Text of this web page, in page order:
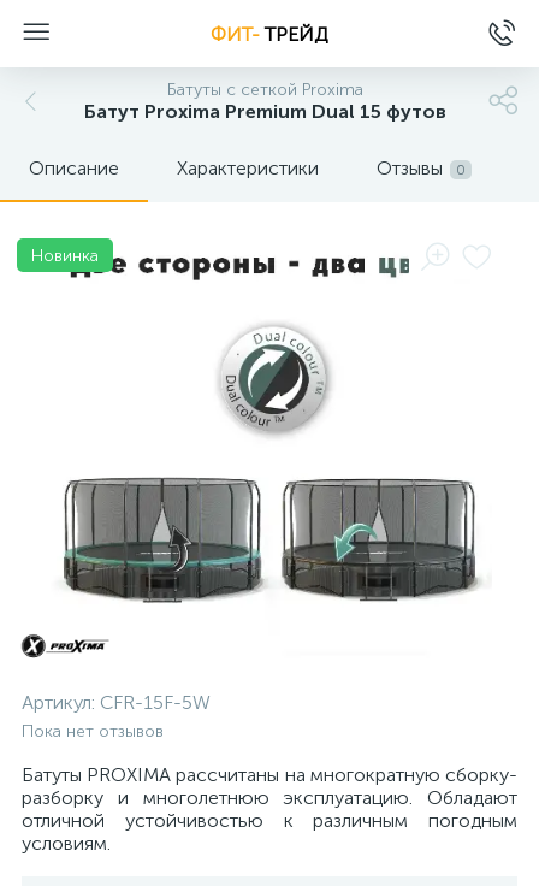
ФИТ-ТРЕЙД
Батуты с сеткой Proxima
Батут Proxima Premium Dual 15 футов
Описание Характеристики Отзывы 0
Новинка
Артикул: CFR-15F-5W
Пока нет отзывов
Батуты PROXIMA рассчитаны на многократную сборку-
разборку и многолетнюю эксплуатацию. Обладают
отличной устойчивостью к различным погодным
условиям.